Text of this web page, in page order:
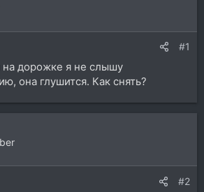
#1
на дорожке я не слышу
она глушится. Как снять?
#2